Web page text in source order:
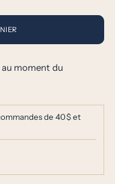
moment du
de 40$ et